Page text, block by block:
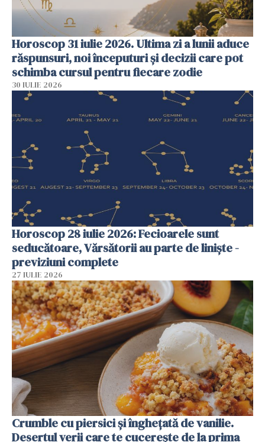
Horoscop 31 iulie 2026. Ultima zi a lunii aduce
răspunsuri, noi începuturi și decizii care pot
schimba cursul pentru fiecare zodie
30 IULIE 2026
Horoscop 28 iulie 2026: Fecioarele sunt
seducătoare, Vărsătorii au parte de liniște -
previziuni complete
27 IULIE 2026
Crumble cu piersici și înghețată de vanilie.
Desertul verii care te cucerește de la prima